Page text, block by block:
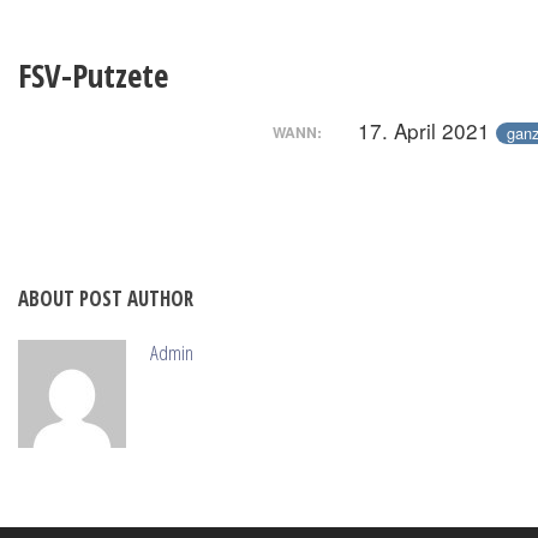
FSV-Putzete
WANN: 17. April 2021
ABOUT POST AUTHOR
Admin